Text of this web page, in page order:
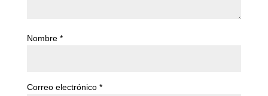
Nombre *
Correo electrónico *